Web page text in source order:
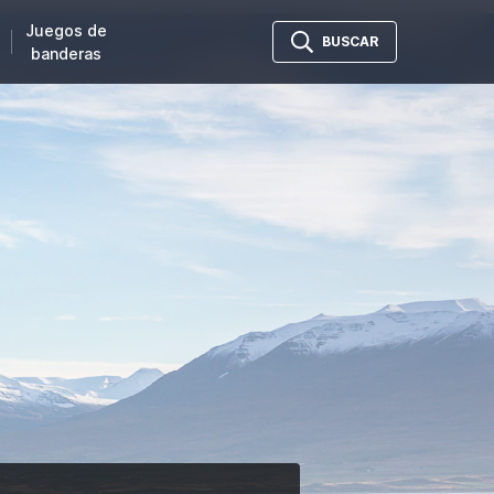
Juegos de
banderas
BUSCAR